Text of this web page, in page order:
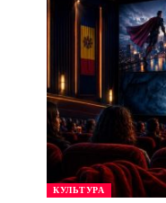
КУЛЬТУРА